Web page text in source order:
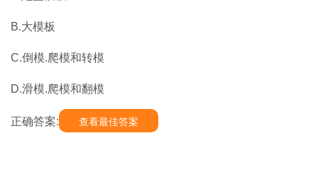
B.大模板
C.倒模.爬模和转模
D.滑模.爬模和翻模
正确答案: 查看最佳答案